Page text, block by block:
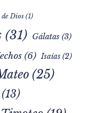
de Dios (1)
(31) Gálatas (3)
(6) Isaías
(13)